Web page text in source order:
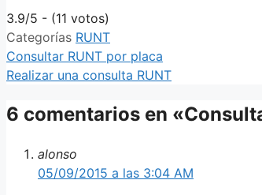
3.9/5 - (11 votos)
Categorías RUNT
Consultar RUNT por placa
Realizar una consulta RUNT
6 comentarios en
alonso
05/09/2015 a las 3:04 AM